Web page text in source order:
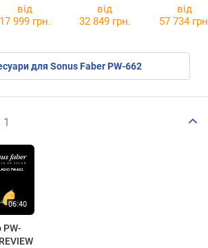
від
17 999 грн.
від
32 849 грн.
від
57 734
для Sonus Faber PW-662
1